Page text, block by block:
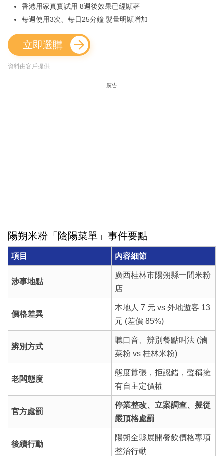
香港用家真實試用 8週後效果已經顯著
每週使用3次、每日25分鐘 髮量明顯增加
立即選購
資料由客戶提供
廣告
陽朔米粉「陰陽菜單」事件要點
項目 內容細節
涉事地點
廣西桂林市陽朔縣一間米粉
店
價格差異
本地人 7 元 vs 外地遊客 13
元 (差價 85%)
辨別方式
聽口音、辨別餐點叫法 (滷
菜粉 vs 桂林米粉)
老闆態度
態度囂張，拒認錯，聲稱擁
有自主定價權
官方處罰
停業整改、立案調查、擬從
嚴頂格處罰
後續行動
陽朔全縣展開餐飲價格專項
整治行動